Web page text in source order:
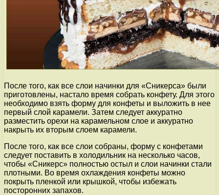
После того, как все слои начинки для «Сникерса» были
приготовлены, настало время собрать конфету. Для этого
необходимо взять форму для конфеты и выложить в нее
первый слой карамели. Затем следует аккуратно
разместить орехи на карамельном слое и аккуратно
накрыть их вторым слоем карамели.
После того, как все слои собраны, форму с конфетами
следует поставить в холодильник на несколько часов,
чтобы «Сникерс» полностью остыл и слои начинки стали
плотными. Во время охлаждения конфеты можно
покрыть пленкой или крышкой, чтобы избежать
посторонних запахов.